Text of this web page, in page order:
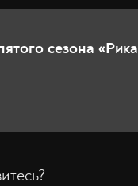
сезона «Рика